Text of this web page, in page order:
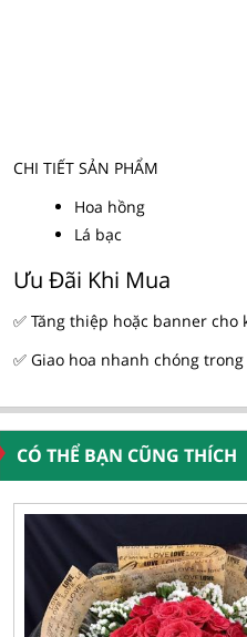
CHI TIẾT SẢN PHẨM
Hoa hồng
Lá bạc
Ưu Đãi Khi Mua
✅ Tăng thiệp hoặc banner cho
✅ Giao hoa nhanh chóng
CÓ THỂ BẠN CŨNG THÍCH